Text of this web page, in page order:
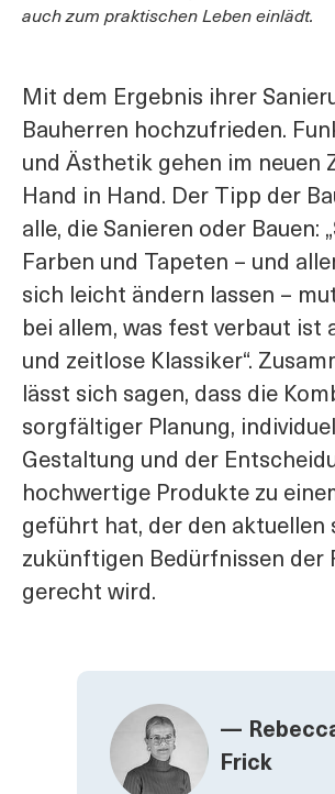
auch zum praktischen Leben einlädt.
Mit dem Ergebnis ihrer
Bauherren hochzufrieden.
und Ästhetik gehen im neuen
Hand in Hand. Der Tipp der
alle, die Sanieren oder Bauen:
Farben und Tapeten – und
sich leicht ändern lassen –
bei allem, was fest verbaut ist
und zeitlose Klassiker“.
lässt sich sagen, dass die
sorgfältiger Planung,
Gestaltung und der
hochwertige Produkte zu
geführt hat, der den aktuellen
zukünftigen Bedürfnissen der
gerecht wird.
—
Frick